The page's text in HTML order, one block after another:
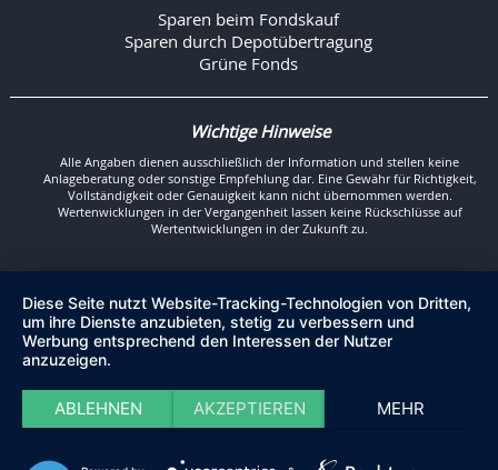
Sparen beim Fondskauf
Sparen durch Depotübertragung
Grüne Fonds
Wichtige Hinweise
Alle Angaben dienen ausschließlich der Information und stellen keine
Anlageberatung oder sonstige Empfehlung dar. Eine Gewähr für Richtigkeit,
Vollständigkeit oder Genauigkeit kann nicht übernommen werden.
Wertenwicklungen in der Vergangenheit lassen keine Rückschlüsse auf
Wertentwicklungen in der Zukunft zu.
Diese Seite nutzt Website-Tracking-Technologien von Dritten,
um ihre Dienste anzubieten, stetig zu verbessern und
Werbung entsprechend den Interessen der Nutzer
anzuzeigen.
ABLEHNEN AKZEPTIEREN MEHR